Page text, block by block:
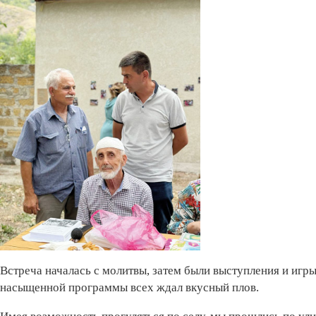
Встреча началась с молитвы, затем были выступления и
насыщенной программы всех ждал вкусный плов.